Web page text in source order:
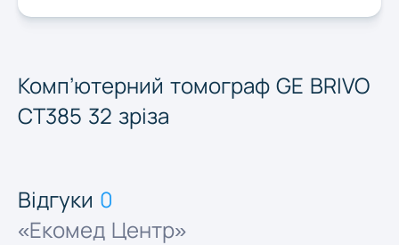
Київ
Луцьк
Комп’ютерний томограф GE BRIVO
СТ385 32 зріза
Відгуки 0
«Екомед Центр»